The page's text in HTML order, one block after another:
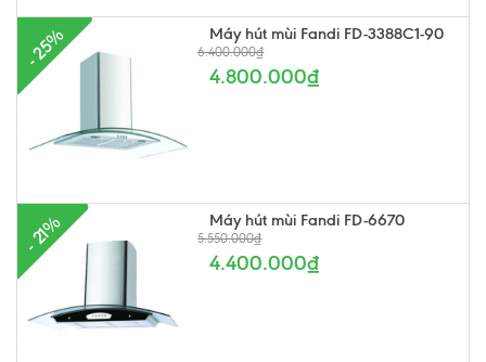
- 25% Máy hút mùi Fandi FD-3388C1-90
6.400.000₫
4.800.000₫
- 21% Máy hút mùi Fandi FD-6670
5.550.000₫
4.400.000₫